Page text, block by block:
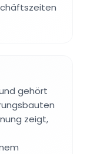
gehört
zeigt,